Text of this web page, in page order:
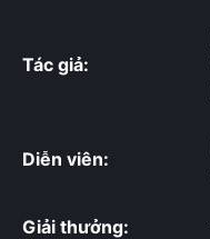
Tác giả:
Diễn viên:
Giải thưởng: